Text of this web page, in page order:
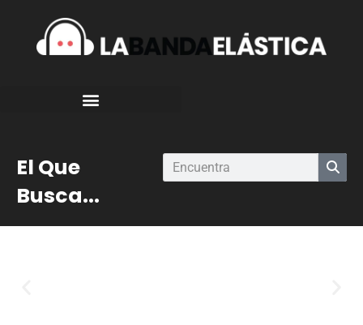
El Que
Busca...